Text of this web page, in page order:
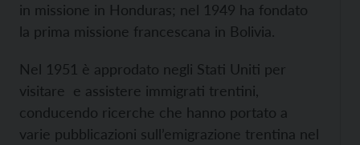
in missione in Honduras; nel 1949 ha fondato
la prima missione francescana in Bolivia.
Nel 1951 è approdato negli Stati Uniti per
visitare e assistere immigrati trentini,
conducendo ricerche che hanno portato a
varie pubblicazioni sull’emigrazione trentina nel